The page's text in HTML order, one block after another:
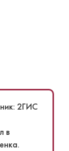
2ГИС
в